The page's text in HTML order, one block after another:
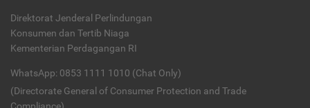
Direktorat Jenderal Perlindungan
Konsumen dan Tertib Niaga
Kementerian Perdagangan RI
WhatsApp: 0853 1111 1010 (Chat Only)
(Directorate General of Consumer Protection and Trade